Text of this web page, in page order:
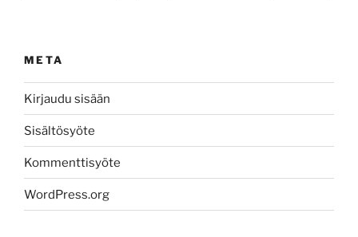
META
Kirjaudu sisään
Sisältösyöte
Kommenttisyöte
WordPress.org